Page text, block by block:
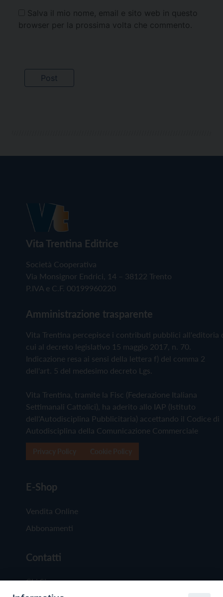
Salva il mio nome, email e sito web in questo
browser per la prossima volta che commento.
Vita Trentina Editrice
Società Cooperativa
Via Monsignor Endrici, 14 – 38122 Trento
P.IVA e C.F. 00199960220
Amministrazione trasparente
Vita Trentina percepisce i contributi pubblici all'editoria
cui al decreto legislativo 15 maggio 2017, n. 70.
Indicazione resa ai sensi della lettera f) del comma 2
dell'art. 5 del medesimo decreto Lgs.
Vita Trentina, tramite la Fisc (Federazione Italiana
Settimanali Cattolici), ha aderito allo IAP (Istituto
dell'Autodisciplina Pubblicitaria) accettando il Codice di
Autodisciplina della Comunicazione Commerciale
E-Shop
Vendita Online
Abbonamenti
Contatti
Chi Siamo